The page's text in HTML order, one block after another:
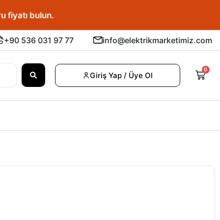
fiyatı bulun.
+90 536 031 97 77 info@elektrikmarketimiz.com
Giriş Yap / Üye Ol
0